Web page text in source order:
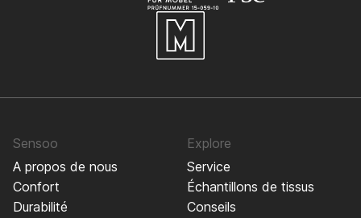
Sensoo
A propos de nous
Confort
Durabilité
Explore
Service
Échantillons de tissus
Conseils